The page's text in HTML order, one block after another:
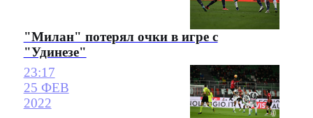
"Милан" потерял очки в игре с
"Удинезе"
23:17
25 ФЕВ
2022